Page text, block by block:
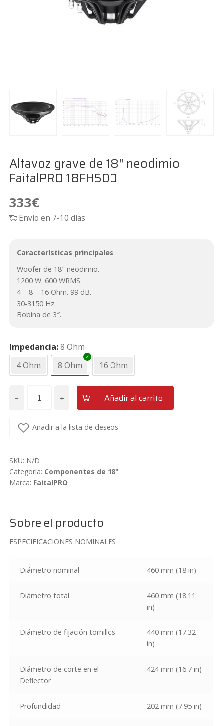
Altavoz grave de 18″ neodimio
FaitalPRO 18FH500
333€
Envío en 7-10 días
Características principales
Woofer de 18″ neodimio.
1200 W. 600 WRMS.
4 – 8 – 16 Ohm. 99 dB.
30-3150 Hz.
Bobina de 3″.
Impedancia 8 Ohm
4 Ohm
8 Ohm 16 Ohm
−
de
FaitalPRO
18FH500
+ Añadir al carrito
Añadir a la lista de deseos
SKU: N/D
Categoría: Componentes de 18"
Marca: FaitalPRO
Sobre el producto
ESPECIFICACIONES NOMINALES
Diámetro nominal 460 mm (18 in)
Diámetro total
460 mm (18.11
in)
Diámetro de fijación tornillos
440 mm (17.32
in)
Diámetro de corte en el
Deflector
424 mm (16.7 in)
Profundidad 202 mm (7.95 in)